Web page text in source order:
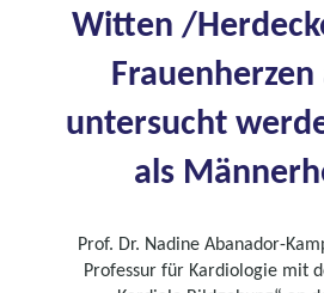
Witten /
untersucht
als
Prof. Dr. Nadine Abanador-
Professur für Kardiologie mit